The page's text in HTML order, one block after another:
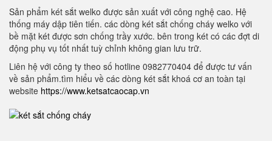
Sản phẩm két sắt welko được sản xuất với công nghệ cao. Hệ
thống máy dập tiên tiến. các dòng két sắt chống cháy welko với
bề mặt két được sơn chống trầy xước. bên trong két có các đợt di
động phụ vụ tốt nhất tuỳ chỉnh không gian lưu trữ.
Liên hệ với công ty theo số hotline 0982770404 để được tư vấn
về sản phẩm.tìm hiểu về các dòng két sắt khoá cơ an toàn tại
website https://www.ketsatcaocap.vn